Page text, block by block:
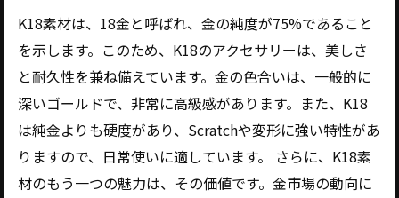
K18素材は、18金と呼ばれ、金の純度が75%であること
を示します。このため、K18のアクセサリーは、美しさ
と耐久性を兼ね備えています。金の色合いは、一般的に
深いゴールドで、非常に高級感があります。また、K18
は純金よりも硬度があり、Scratchや変形に強い特性があ
りますので、日常使いに適しています。 さらに、K18素
材のもう一つの魅力は、その価値です。金市場の動向に